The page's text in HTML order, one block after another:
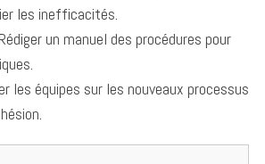
les inefficacités.
un manuel des procédures pour
les équipes sur les nouveaux processus